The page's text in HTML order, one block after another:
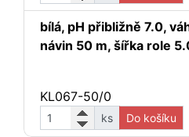
bílá, pH přibližně 7.0,
návin 50 m, šířka role
KL067-50/0
ks Do košíku